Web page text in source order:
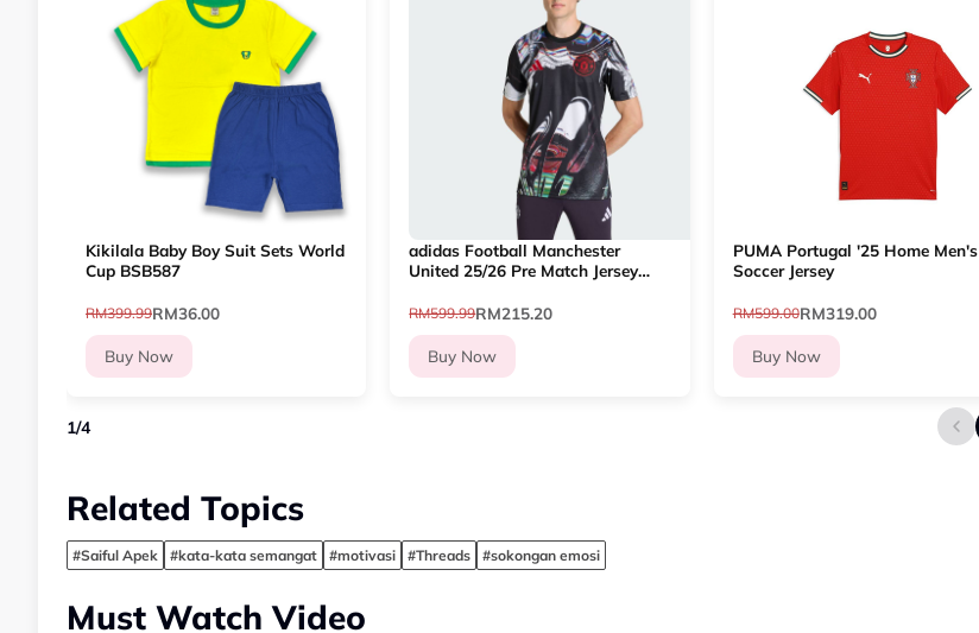
Kikilala Baby Boy Suit Sets World
Cup BSB587
RM399.99RM36.00
Buy Now
adidas Football Manchester
United 25/26 Pre Match Jersey
RM599.99RM215.20
Buy Now
PUMA Portugal '25 Home Men's
Soccer Jersey
RM599.00RM319.00
Buy Now
1/4
Related Topics
#Saiful Apek #kata-kata semangat #motivasi #Threads #sokongan emosi
Must Watch Video